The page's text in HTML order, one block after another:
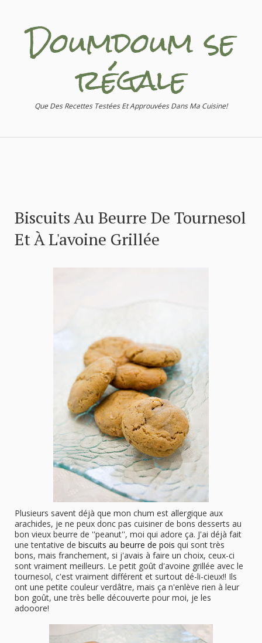
Doumdoum se
régale
Que Des Recettes Testées Et Approuvées Dans Ma Cuisine!
Biscuits Au Beurre De Tournesol
Et À L'avoine Grillée
Plusieurs savent déjà que mon chum est allergique aux
arachides, je ne peux donc pas cuisiner de bons desserts au
bon vieux beurre de ''peanut'', moi qui adore ça. J'ai déjà fait
une tentative de biscuits au beurre de pois qui sont très
bons, mais franchement, si j'avais à faire un choix, ceux-ci
sont vraiment meilleurs. Le petit goût d'avoine grillée avec le
tournesol, c'est vraiment différent et surtout dé-li-cieux!! Ils
ont une petite couleur verdâtre, mais ça n'enlève rien à leur
bon goût, une très belle découverte pour moi, je les
adooore!